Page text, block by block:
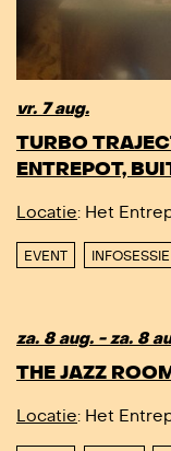
vr. 7 aug.
TURBO
ENTREPOT,
Locatie: Het
EVENT INFOSESSIE
za. 8 aug. - za. 8
THE JAZZ
Locatie: Het